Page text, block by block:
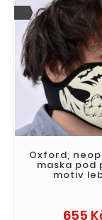
Oxford,
maska pod
motiv
655